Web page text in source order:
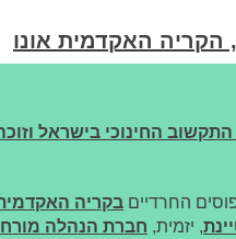
הקריה האקדמית אונו
החינוכי בישראל
החרדיים בקריה
, יזמית, חברת הנהלה